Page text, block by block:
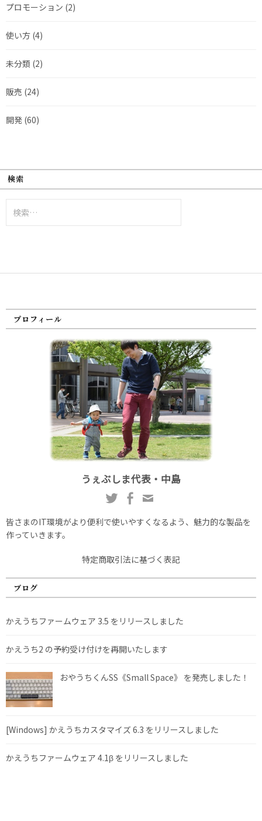
プロモーション (2)
使い方 (4)
未分類 (2)
販売 (24)
開発 (60)
検索
索:
プロフィール
うぇぶしま代表・中島
皆さまのIT環境がより便利で使いやすくなるよう、魅力的な製品を
作っていきます。
特定商取引法に基づく表記
ブログ
かえうちファームウェア 3.5 をリリースしました
かえうち2 の予約受け付けを再開いたします
おやうちくんSS《Small Space》 を発売しました！
[Windows] かえうちカスタマイズ 6.3 をリリースしました
かえうちファームウェア 4.1β をリリースしました